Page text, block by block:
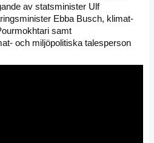
av statsminister Ulf
Ebba Busch, klimat-
samt
och miljöpolitiska talesperson